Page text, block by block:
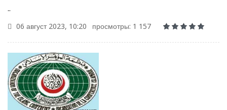
..
06 август 2023, 10:20
просмотры: 1 157